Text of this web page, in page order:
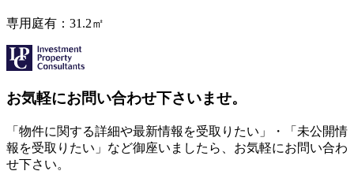
専用庭有：31.2㎡
お気軽にお問い合わせ下さいませ。
「物件に関する詳細や最新情報を受取りたい」・「未公開情
報を受取りたい」など御座いましたら、お気軽にお問い合わ
せ下さい。